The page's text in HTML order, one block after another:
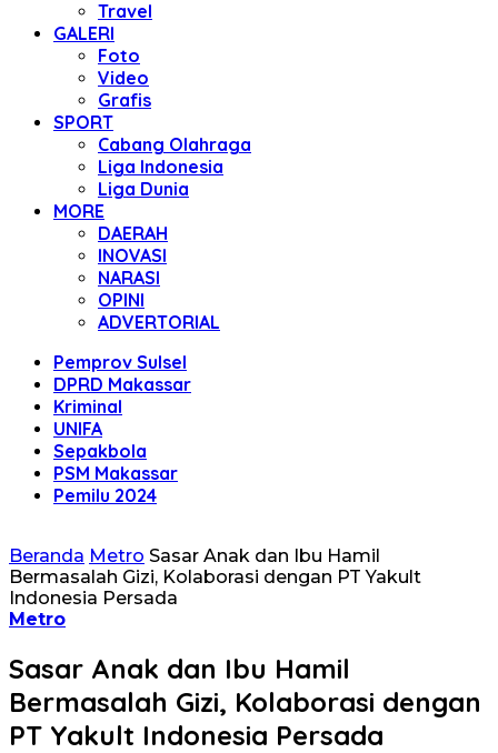
Travel
GALERI
Foto
Video
Grafis
SPORT
Cabang Olahraga
Liga Indonesia
Liga Dunia
MORE
DAERAH
INOVASI
NARASI
OPINI
ADVERTORIAL
Pemprov Sulsel
DPRD Makassar
Kriminal
UNIFA
Sepakbola
PSM Makassar
Pemilu 2024
Beranda Metro Sasar Anak dan Ibu Hamil
Bermasalah Gizi, Kolaborasi dengan PT Yakult
Indonesia Persada
Metro
Sasar Anak dan Ibu Hamil
Bermasalah Gizi, Kolaborasi dengan
PT Yakult Indonesia Persada